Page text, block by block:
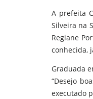
A prefeita
Silveira na
Regiane
conhecida,
Graduada
“Desejo
executado